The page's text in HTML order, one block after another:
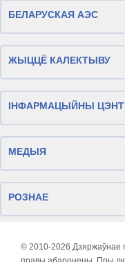
БЕЛАРУСКАЯ АЭС
ЖЫЦЦЁ КАЛЕКТЫВУ
ІНФАРМАЦЫЙНЫ
МЕДЫЯ
РОЗНАЕ
© 2010-2026 Дзяржаўнае